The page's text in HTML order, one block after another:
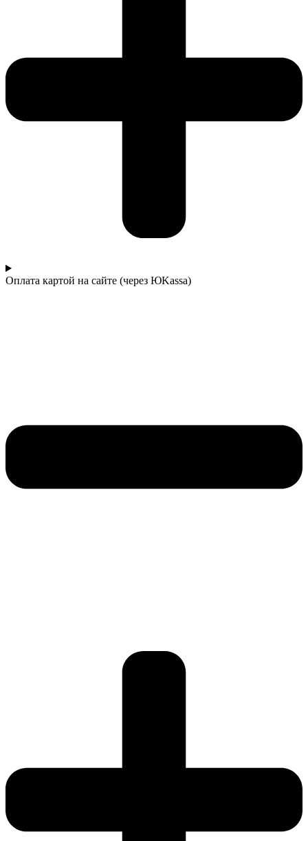
Оплата картой на сайте (через ЮKassa)